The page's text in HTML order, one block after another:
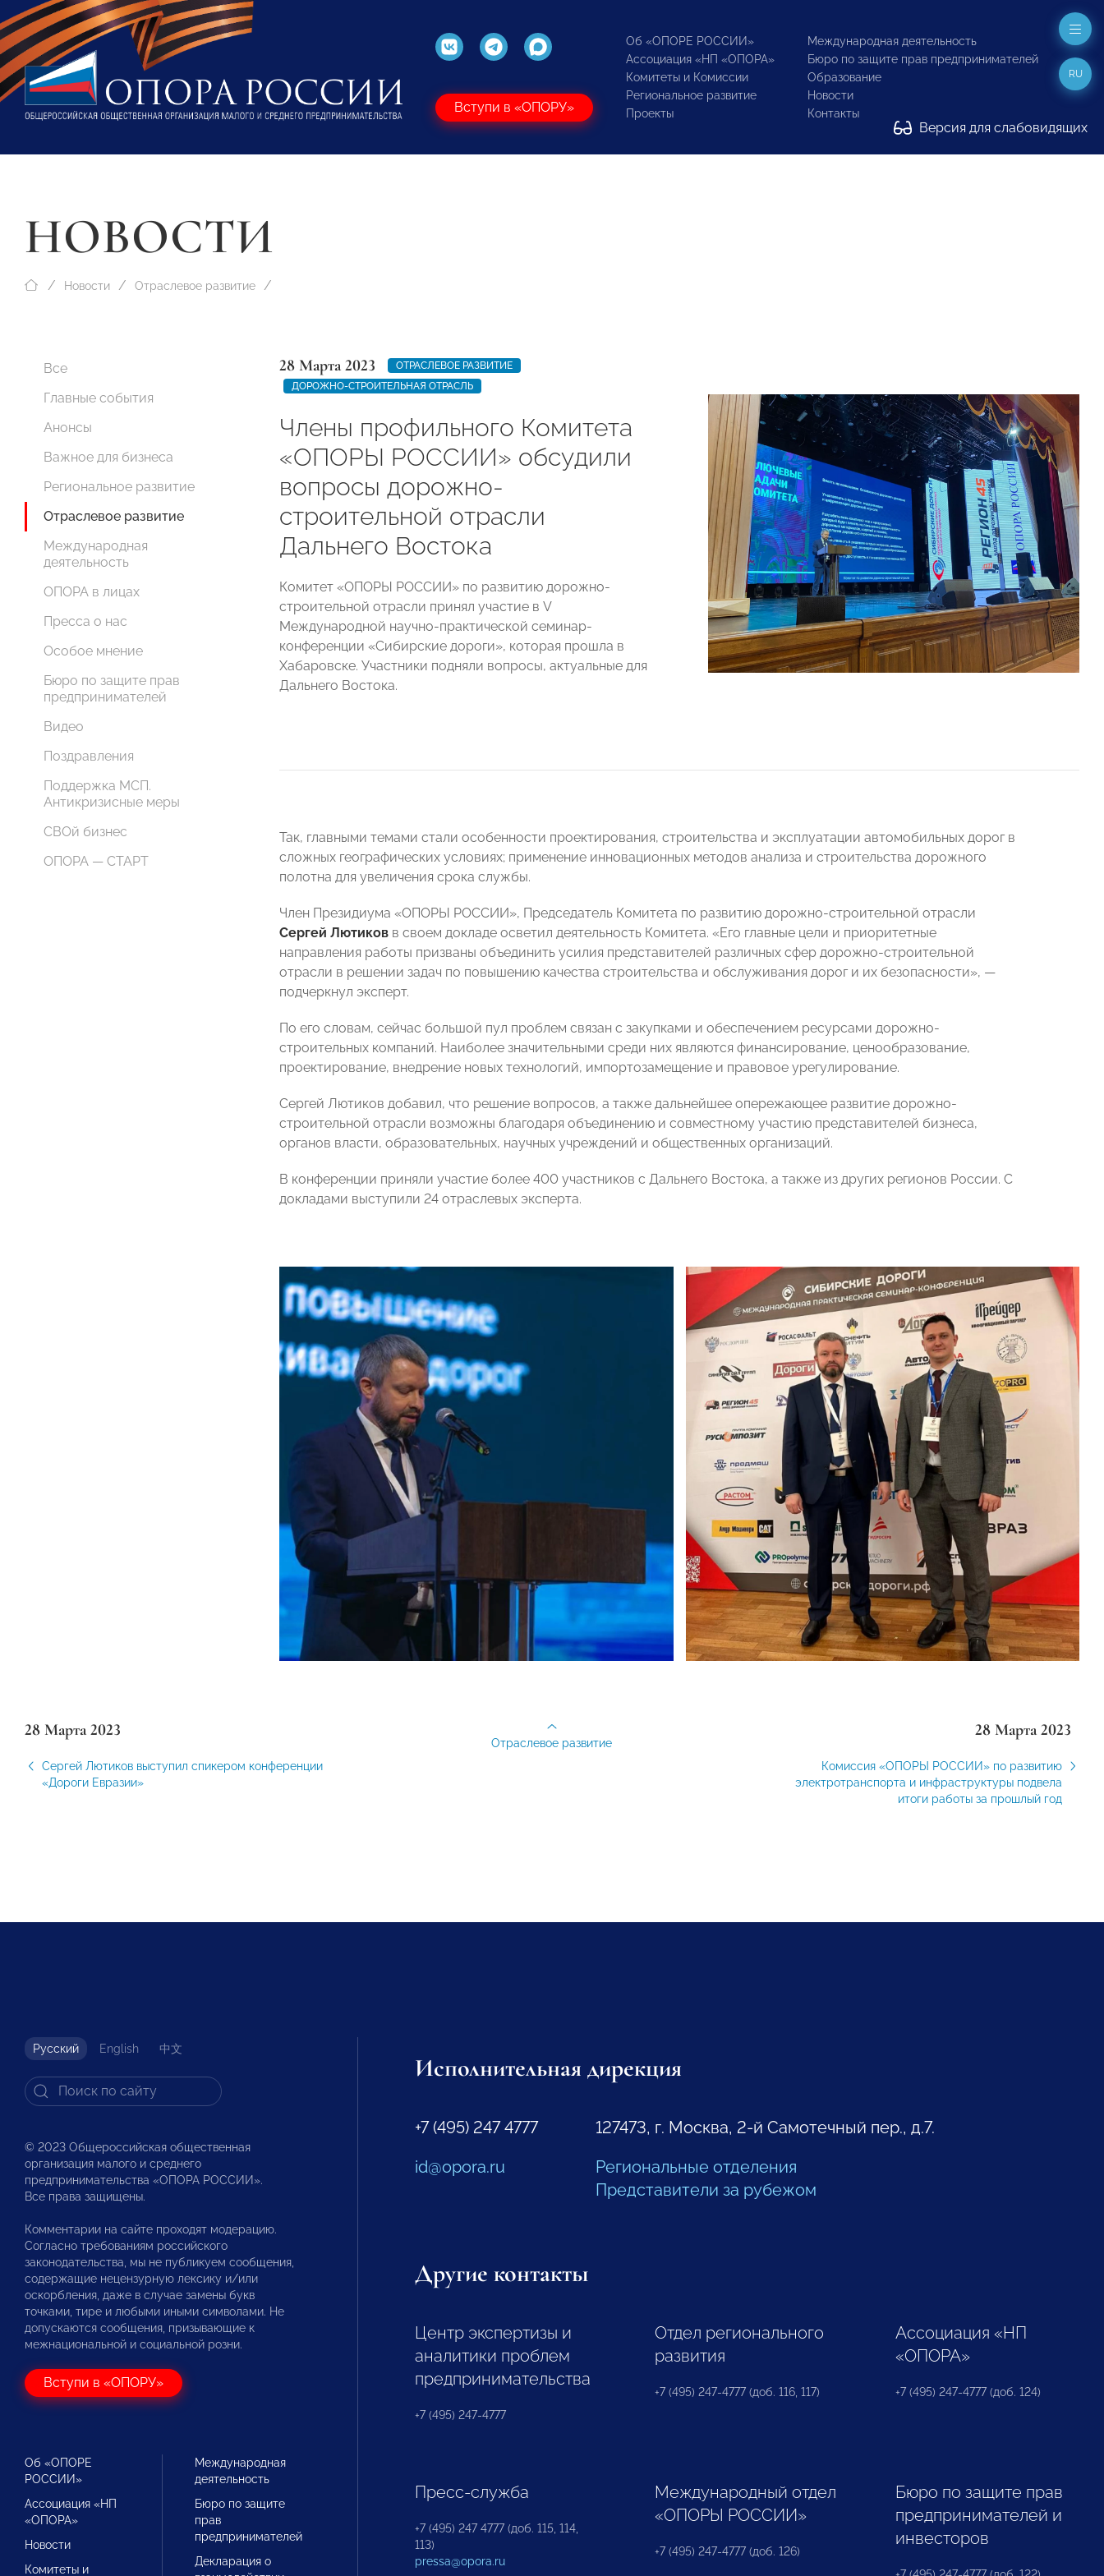
Вступи в «ОПОРУ»
Об «ОПОРЕ РОССИИ»
Ассоциация «НП «ОПОРА»
Комитеты и Комиссии
Региональное развитие
Проекты
Международная деятельность
Бюро по защите прав предпринимателей
Образование
Новости
Контакты
Версия для слабовидящих
RU
НОВОСТИ
Новости Отраслевое развитие
Все
Главные события
Анонсы
Важное для бизнеса
Региональное развитие
Отраслевое развитие
Международная
деятельность
ОПОРА в лицах
Пресса о нас
Особое мнение
Бюро по защите прав
предпринимателей
Видео
Поздравления
Поддержка МСП.
Антикризисные меры
СВОй бизнес
ОПОРА — СТАРТ
28 Марта 2023
ОТРАСЛЕВОЕ РАЗВИТИЕ
ДОРОЖНО-СТРОИТЕЛЬНАЯ ОТРАСЛЬ
Члены профильного Комитета
«ОПОРЫ РОССИИ» обсудили
вопросы дорожно-
строительной отрасли
Дальнего Востока
Комитет «ОПОРЫ РОССИИ» по развитию дорожно-
строительной отрасли принял участие в V
Международной научно-практической семинар-
конференции «Сибирские дороги», которая прошла в
Хабаровске. Участники подняли вопросы, актуальные для
Дальнего Востока.
Так, главными темами стали особенности проектирования, строительства и эксплуатации автомобильных дорог в
сложных географических условиях; применение инновационных методов анализа и строительства дорожного
полотна для увеличения срока службы.
Член Президиума «ОПОРЫ РОССИИ», Председатель Комитета по развитию дорожно-строительной отрасли
Сергей Лютиков в своем докладе осветил деятельность Комитета. «Его главные цели и приоритетные
направления работы призваны объединить усилия представителей различных сфер дорожно-строительной
отрасли в решении задач по повышению качества строительства и обслуживания дорог и их безопасности», —
подчеркнул эксперт.
По его словам, сейчас большой пул проблем связан с закупками и обеспечением ресурсами дорожно-
строительных компаний. Наиболее значительными среди них являются финансирование, ценообразование,
проектирование, внедрение новых технологий, импортозамещение и правовое урегулирование.
Сергей Лютиков добавил, что решение вопросов, а также дальнейшее опережающее развитие дорожно-
строительной отрасли возможны благодаря объединению и совместному участию представителей бизнеса,
органов власти, образовательных, научных учреждений и общественных организаций.
В конференции приняли участие более 400 участников с Дальнего Востока, а также из других регионов России. С
докладами выступили 24 отраслевых эксперта.
28 Марта 2023
Сергей Лютиков выступил спикером конференции
«Дороги Евразии»
28 Марта 2023
Комиссия «ОПОРЫ РОССИИ» по развитию
электротранспорта и инфраструктуры подвела
итоги работы за прошлый год
Отраслевое развитие
Русский English 中文
© 2023 Общероссийская общественная
организация малого и среднего
предпринимательства «ОПОРА РОССИИ».
Все права защищены.
Комментарии на сайте проходят модерацию.
Согласно требованиям российского
законодательства, мы не публикуем сообщения,
содержащие нецензурную лексику и/или
оскорбления, даже в случае замены букв
точками, тире и любыми иными символами. Не
допускаются сообщения, призывающие к
межнациональной и социальной розни.
Вступи в «ОПОРУ»
Об «ОПОРЕ
РОССИИ»
Ассоциация «НП
«ОПОРА»
Новости
Комитеты и
Международная
деятельность
Бюро по защите
прав
предпринимателей
Декларация о
Исполнительная дирекция
+7 (495) 247 4777
id@opora.ru
127473, г. Москва, 2-й Самотечный пер., д.7.
Региональные отделения
Представители за рубежом
Другие контакты
Центр экспертизы и
аналитики проблем
предпринимательства
+7 (495) 247-4777
Отдел регионального
развития
+7 (495) 247-4777 (доб. 116, 117)
Ассоциация «НП
«ОПОРА»
+7 (495) 247-4777 (доб. 124)
Пресс-служба
+7 (495) 247 4777 (доб. 115, 114,
113)
pressa@opora.ru
Международный отдел
«ОПОРЫ РОССИИ»
+7 (495) 247-4777 (доб. 126)
Бюро по защите прав
предпринимателей и
инвесторов